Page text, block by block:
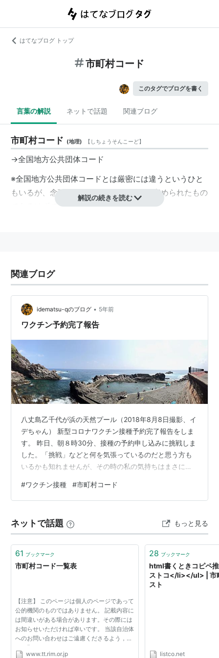
はてなブログ トップ
市町村コード
このタグでブログを書く
言葉の解説 ネットで話題 関連ブログ
市町村コード (地理) 【 しちょうそんこーど】
→全国地方公共団体コード
※全国地方公共団体コード とは厳密には違うというひと
もいるが、念頭にあるのはJIS X 0402に定められたもの
であるはずである。
解説の続きを読む
関連ブログ
idematsu-qのブログ • 5年前
ワクチン予約完了報告
八丈島乙千代が浜の天然プール（2018年8月8日撮影、イ
デちゃん） 新型コロナワクチン接種予約完了報告をしま
す。 昨日、朝８時30分、接種の予約申し込みに挑戦しま
した。「挑戦」などと何を気張っているのだと思う方も
いるかも知れませんが、その時の私の気持ちはまさにそ
や指定席の申し込みをすることはこれまでにもよくあり
ましたが、今回は少しばかり緊張しました。前に書いた
8時15分、申し込みサイトにパソコンからアクセスし、前
日リハーサルした通りに、市町村コード、接種券番号、
生年月日、住所、氏名、電話番号、…
#ワクチン接種 #市町村コード
ネットで話題 もっと見る
61 ブックマーク
市町村コード一覧表
【注意】 このページは個人のページであって
公的機関のものではありません。 記載内容に
は間違いがある場合があります。その際には
お知らせいただければ幸いです。 当該自治体
へのお問い合わせはご遠慮くださるよう，切
にお願いいたします。
www.tt.rim.or.jp
28 ブックマーク
html書くときコピペ
ストコ</li></ul> | 市
スト
listco.net